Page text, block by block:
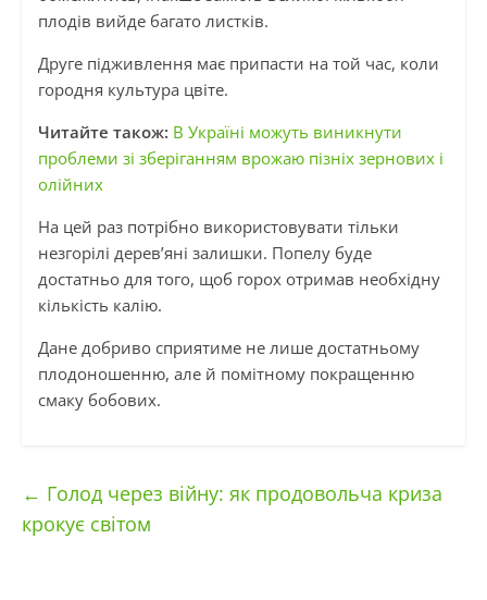
плодів вийде багато листків.
Друге підживлення має припасти на той час, коли
городня культура цвіте.
Читайте також: В Україні можуть виникнути
проблеми зі зберіганням врожаю пізніх зернових і
олійних
На цей раз потрібно використовувати тільки
незгорілі дерев’яні залишки. Попелу буде
достатньо для того, щоб горох отримав необхідну
кількість калію.
Дане добриво сприятиме не лише достатньому
плодоношенню, але й помітному покращенню
смаку бобових.
← Голод через війну: як продовольча криза
крокує світом